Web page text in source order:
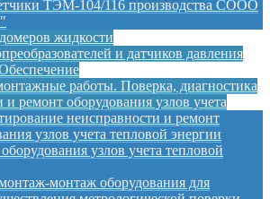
ТЭМ-104/116 производства СООО
жидкости
и датчиков давления
работы. Поверка, диагностика
и ремонт оборудования узлов учета
неисправности и ремонт
узлов учета тепловой энергии
узлов учета тепловой
монтаж оборудования для